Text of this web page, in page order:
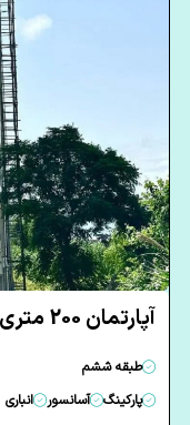
آپارتمان 200 متری سه خوابه در نور نور مازندران
طبقه ششم
پارکینگ
آسانسور انباری